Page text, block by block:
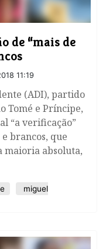
de “mais de
11:19
(ADI), partido
Tomé e Príncipe,
“a verificação”
e brancos, que
absoluta,
miguel